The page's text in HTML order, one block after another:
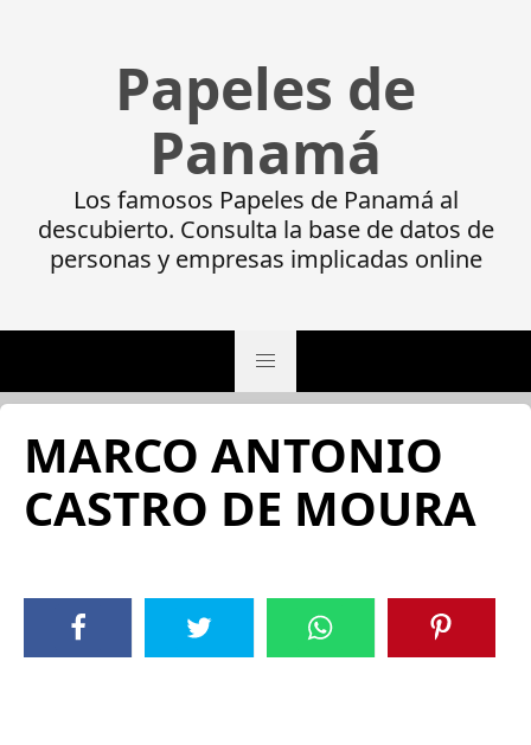
Papeles de
Panamá
Los famosos Papeles de Panamá al
descubierto. Consulta la base de datos de
personas y empresas implicadas online
MARCO ANTONIO
CASTRO DE MOURA